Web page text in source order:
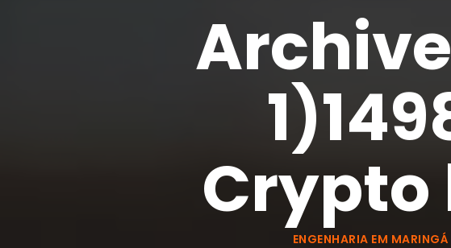
Crypto
ENGENHARIA EM MARINGÁ